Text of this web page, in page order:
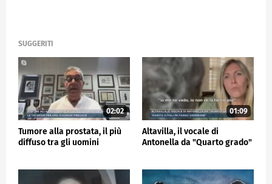
SUGGERITI
02:02
Tumore alla prostata, il più
diffuso tra gli uomini
01:09
Altavilla, il vocale di
Antonella da "Quarto grado"